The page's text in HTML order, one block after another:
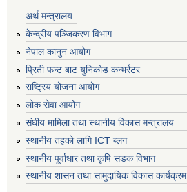
अर्थ मन्त्रालय
केन्द्रीय पञ्जिकरण विभाग
नेपाल कानुन आयोग
प्रिती फन्ट बाट युनिकोड कन्भर्रटर
राष्ट्रिय योजना आयोग
लोक सेवा आयोग
संघीय मामिला तथा स्थानीय विकास मन्त्रालय
स्थानीय तहको लागि ICT ब्लग
स्थानीय पूर्वाधार तथा कृषि सडक विभाग
स्थानीय शासन तथा सामुदायिक विकास कार्यक्रम